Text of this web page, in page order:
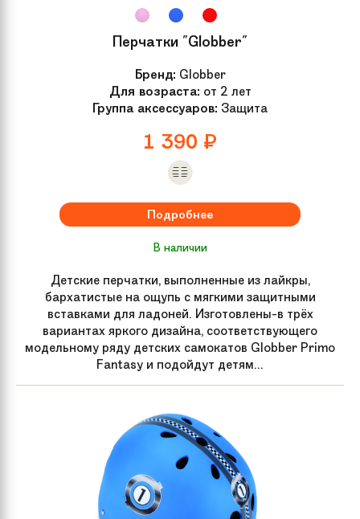
Перчатки "Globber"
Бренд: Globber
Для возраста: от 2 лет
Группа аксессуаров: Защита
1 390 ₽
Подробнее
В наличии
Детские перчатки, выполненные из лайкры,
бархатистые на ощупь с мягкими защитными
вставками для ладоней. Изготовлены-в трёх
вариантах яркого дизайна, соответствующего
модельному ряду детских самокатов Globber Primo
Fantasy и подойдут детям...